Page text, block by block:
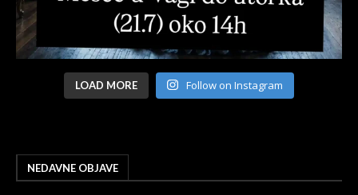
LOAD MORE Follow on Instagram
NEDAVNE OBJAVE